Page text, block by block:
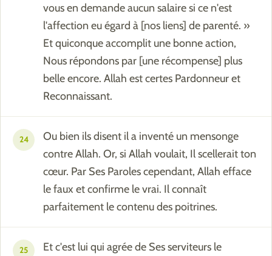
vous en demande aucun salaire si ce n'est
l'affection eu égard à [nos liens] de parenté. »
Et quiconque accomplit une bonne action,
Nous répondons par [une récompense] plus
belle encore. Allah est certes Pardonneur et
Reconnaissant.
24
Ou bien ils disent il a inventé un mensonge
contre Allah. Or, si Allah voulait, Il scellerait ton
cœur. Par Ses Paroles cependant, Allah efface
le faux et confirme le vrai. Il connaît
parfaitement le contenu des poitrines.
25
Et c'est lui qui agrée de Ses serviteurs le